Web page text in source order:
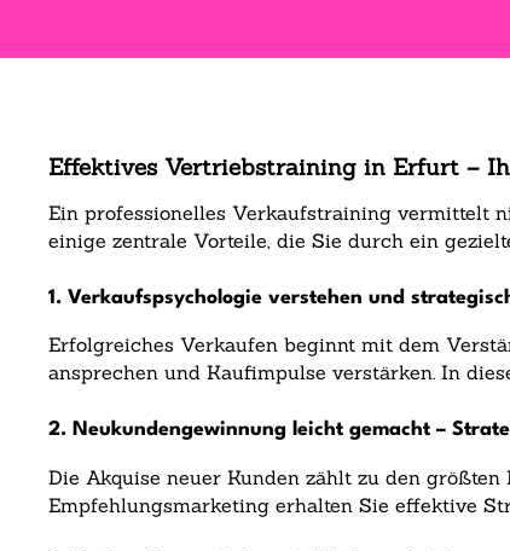
Effektives Vertriebstraining in Erfurt –
Ein professionelles Verkaufstraining vermittelt
einige zentrale Vorteile, die Sie durch ein
1. Verkaufspsychologie verstehen und
Erfolgreiches Verkaufen beginnt mit dem
ansprechen und Kaufimpulse verstärken. In
2. Neukundengewinnung leicht gemacht –
Die Akquise neuer Kunden zählt zu den
Empfehlungsmarketing erhalten Sie effektive